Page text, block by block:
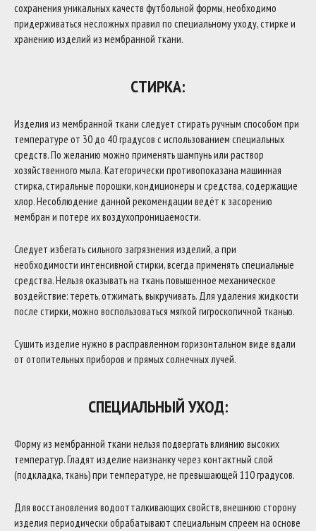
сохранения уникальных качеств футбольной формы, необходимо
придерживаться несложных правил по специальному уходу, стирке и
хранению изделий из мембранной ткани.
СТИРКА:
Изделия из мембранной ткани следует стирать ручным способом при
температуре от 30 до 40 градусов с использованием специальных
средств. По желанию можно применять шампунь или раствор
хозяйственного мыла. Категорически противопоказана машинная
стирка, стиральные порошки, кондиционеры и средства, содержащие
хлор. Несоблюдение данной рекомендации ведёт к засорению
мембран и потере их воздухопроницаемости.
Следует избегать сильного загрязнения изделий, а при
необходимости интенсивной стирки, всегда применять специальные
средства. Нельзя оказывать на ткань повышенное механическое
воздействие: тереть, отжимать, выкручивать. Для удаления жидкости
после стирки, можно воспользоваться мягкой гигроскопичной тканью.
Сушить изделие нужно в расправленном горизонтальном виде вдали
от отопительных приборов и прямых солнечных лучей.
СПЕЦИАЛЬНЫЙ УХОД:
Форму из мембранной ткани нельзя подвергать влиянию высоких
температур. Гладят изделие наизнанку через контактный слой
(подкладка, ткань) при температуре, не превышающей 110 градусов.
Для восстановления водоотталкивающих свойств, внешнюю сторону
изделия периодически обрабатывают специальным спреем на основе